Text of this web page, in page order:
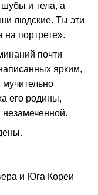
и тела, а
людские. Ты эти
портрете».
почти
ярким,
его родины,
незамеченной.
и Юга Кореи